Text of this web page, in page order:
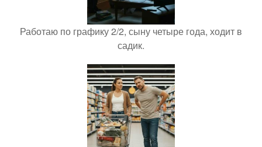
Работаю по графику 2/2, сыну четыре года, ходит в
садик.